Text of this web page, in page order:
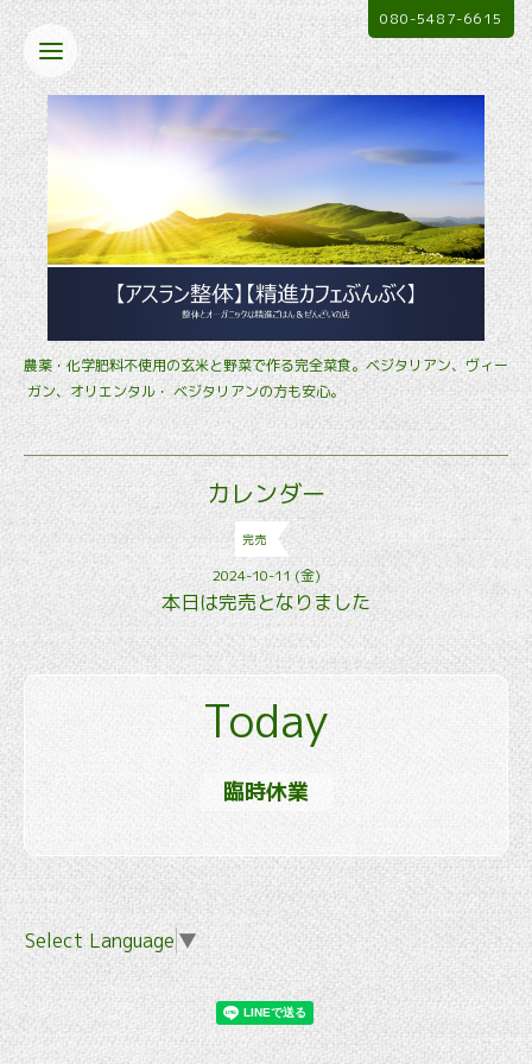
農薬・化学肥料不使用の玄米と野菜で作る完全菜食。ベジタリアン、ヴィー
ガン、オリエンタル・ ベジタリアンの方も安心。
080-5487-6615
カレンダー
完売
2024-10-11 (金)
本日は完売となりました
Today
臨時休業
Select Language ▼